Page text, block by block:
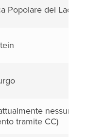
Popolare del Laos
nessun
tramite CC)